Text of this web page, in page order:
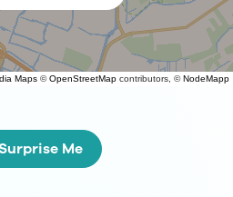
Maps ©OpenStreetMap contributors, ©NodeMapp
Surprise Me